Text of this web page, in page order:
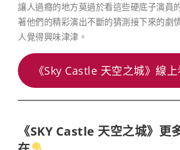
讓人過癮的地方莫過於看這些硬底子演員
著他們的精彩演出不斷的猜測接下來的劇
人覺得興味津津。
《Sky Castle 天空之城》線上
《SKY Castle 天空之城》更